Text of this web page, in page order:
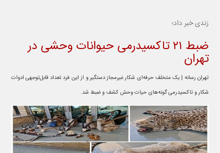
زندی خبر داد؛
ضبط ۲۱ تاکسیدرمی حیوانات وحشی در
تهران
تهران رسانه | یک متخلف حرفه‌ای شکار غیرمجاز دستگیر و از این فرد تعداد قابل‌توجهی ادوات
شکار و تاکسیدرمی گونه‌های حیات وحش کشف و ضبط شد.